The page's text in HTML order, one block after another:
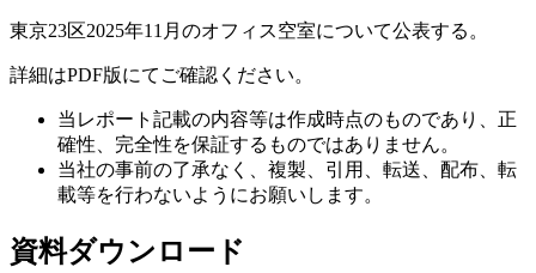
東京23区2025年11月のオフィス空室について公表する。
詳細はPDF版にてご確認ください。
当レポート記載の内容等は作成時点のものであり、正
確性、完全性を保証するものではありません。
当社の事前の了承なく、複製、引用、転送、配布、転
載等を行わないようにお願いします。
資料ダウンロード